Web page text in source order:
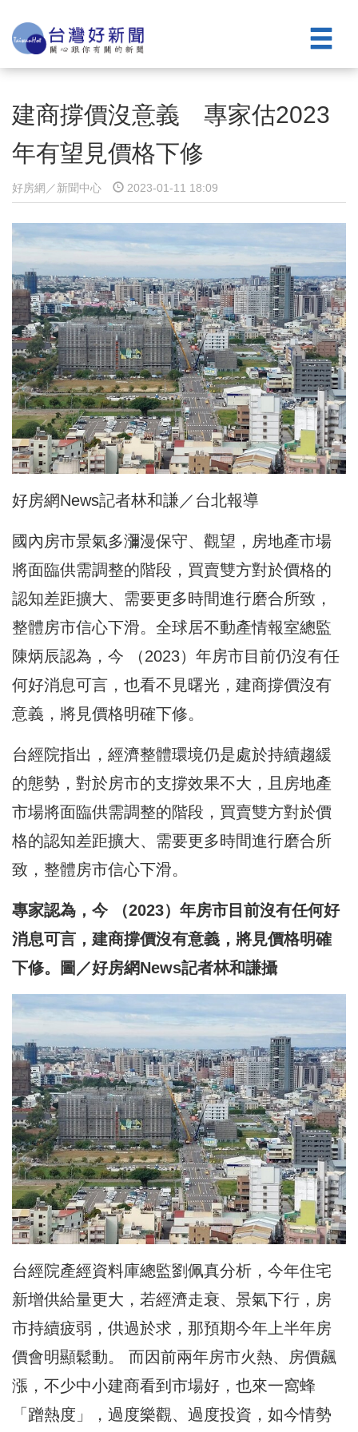
建商撐價沒意義 專家估2023
年有望見價格下修
好房網／新聞中心 2023-01-11 18:09
好房網News記者林和謙／台北報導
國內房市景氣多瀰漫保守、觀望，房地產市場
將面臨供需調整的階段，買賣雙方對於價格的
認知差距擴大、需要更多時間進行磨合所致，
整體房市信心下滑。全球居不動產情報室總監
陳炳辰認為，今 （2023）年房市目前仍沒有任
何好消息可言，也看不見曙光，建商撐價沒有
意義，將見價格明確下修。
台經院指出，經濟整體環境仍是處於持續趨緩
的態勢，對於房市的支撐效果不大，且房地產
市場將面臨供需調整的階段，買賣雙方對於價
格的認知差距擴大、需要更多時間進行磨合所
致，整體房市信心下滑。
專家認為，今 （2023）年房市目前沒有任何好
消息可言，建商撐價沒有意義，將見價格明確
下修。圖／好房網News記者林和謙攝
台經院產經資料庫總監劉佩真分析，今年住宅
新增供給量更大，若經濟走衰、景氣下行，房
市持續疲弱，供過於求，那預期今年上半年房
價會明顯鬆動。 而因前兩年房市火熱、房價飆
漲，不少中小建商看到市場好，也來一窩蜂
「蹭熱度」，過度樂觀、過度投資，如今情勢